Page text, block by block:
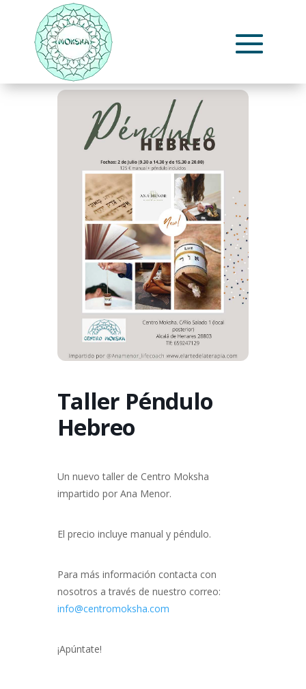
Taller Péndulo
Hebreo
Un nuevo taller de Centro Moksha
impartido por Ana Menor.
El precio incluye manual y péndulo.
Para más información contacta con
nosotros a través de nuestro correo:
info@centromoksha.com
¡Apúntate!